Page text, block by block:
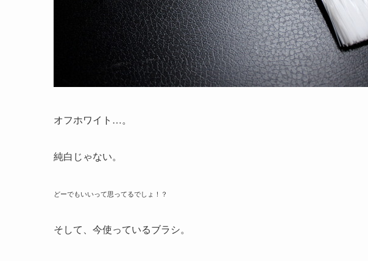
オフホワイト…。
純白じゃない。
どーでもいいって思ってるでしょ！？
そして、今使っているブラシ。